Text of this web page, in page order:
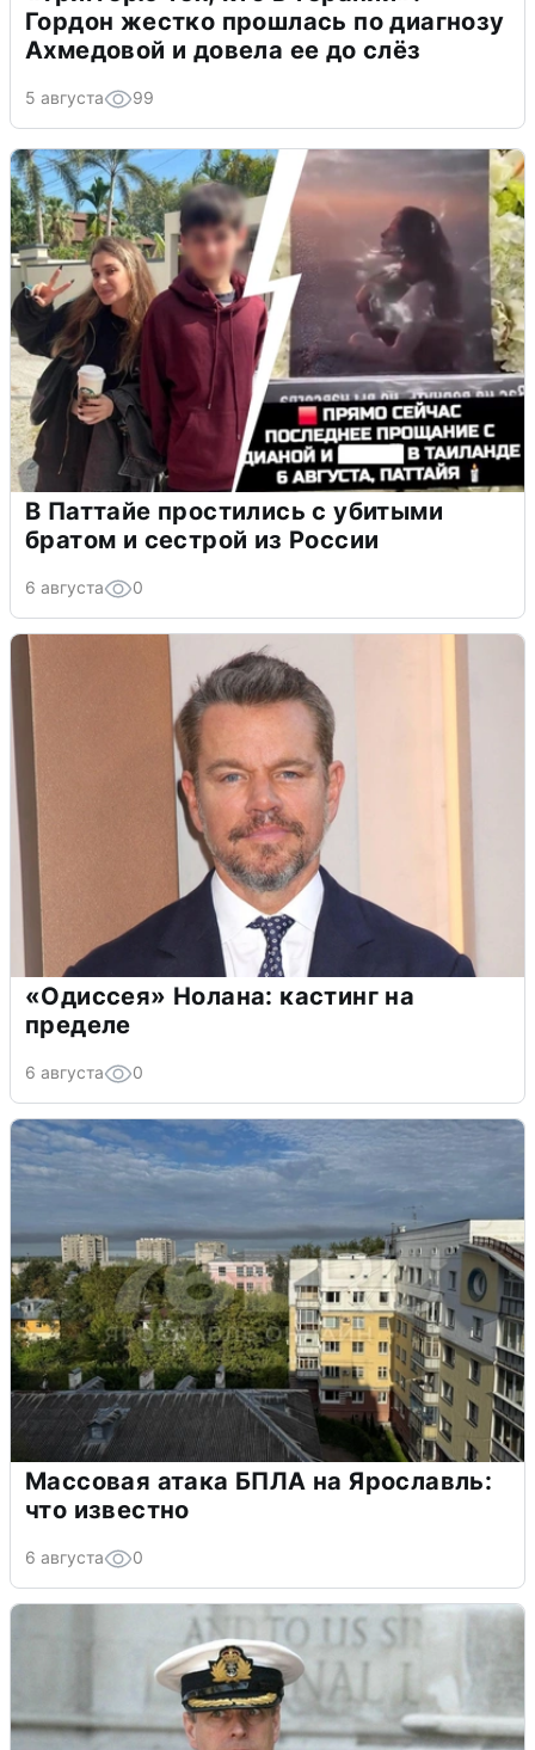
Гордон жестко прошлась по диагнозу
Ахмедовой и довела ее до слёз
5 августа 99
В Паттайе простились с убитыми
братом и сестрой из России
6 августа 0
«Одиссея» Нолана: кастинг на
пределе
6 августа 0
Массовая атака БПЛА на Ярославль:
что известно
6 августа 0